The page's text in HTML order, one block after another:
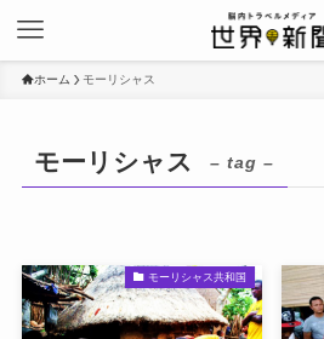
ホーム モーリシャス
モーリシャス – tag –
モーリシャス共和国